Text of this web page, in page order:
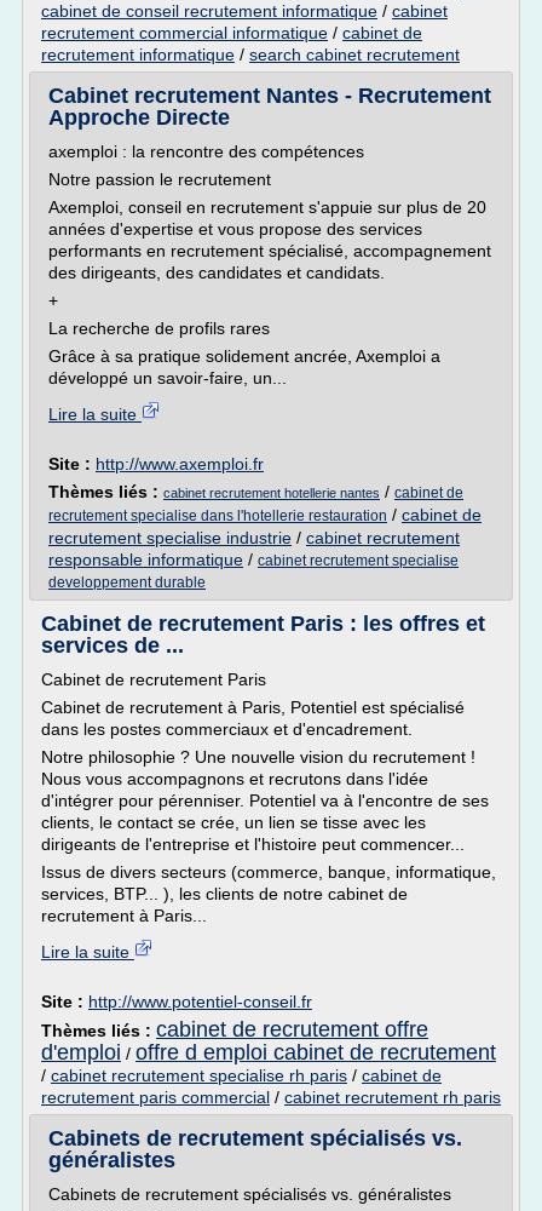
cabinet de conseil recrutement informatique / cabinet
recrutement commercial informatique / cabinet de
recrutement informatique / search cabinet recrutement
Cabinet recrutement Nantes - Recrutement
Approche Directe
axemploi : la rencontre des compétences
Notre passion le recrutement
Axemploi, conseil en recrutement s'appuie sur plus de 20
années d'expertise et vous propose des services
performants en recrutement spécialisé, accompagnement
des dirigeants, des candidates et candidats.
+
La recherche de profils rares
Grâce à sa pratique solidement ancrée, Axemploi a
développé un savoir-faire, un...
Lire la suite
Site : http://www.axemploi.fr
Thèmes liés : cabinet recrutement hotellerie nantes / cabinet de
recrutement specialise dans l'hotellerie restauration / cabinet de
recrutement specialise industrie / cabinet recrutement
responsable informatique / cabinet recrutement specialise
developpement durable
Cabinet de recrutement Paris : les offres et
services de ...
Cabinet de recrutement Paris
Cabinet de recrutement à Paris, Potentiel est spécialisé
dans les postes commerciaux et d'encadrement.
Notre philosophie ? Une nouvelle vision du recrutement !
Nous vous accompagnons et recrutons dans l'idée
d'intégrer pour pérenniser. Potentiel va à l'encontre de ses
clients, le contact se crée, un lien se tisse avec les
dirigeants de l'entreprise et l'histoire peut commencer...
Issus de divers secteurs (commerce, banque, informatique,
services, BTP... ), les clients de notre cabinet de
recrutement à Paris...
Lire la suite
Site : http://www.potentiel-conseil.fr
Thèmes liés : cabinet de recrutement offre
d'emploi / offre d emploi cabinet de recrutement
/ cabinet recrutement specialise rh paris / cabinet de
recrutement paris commercial / cabinet recrutement rh paris
Cabinets de recrutement spécialisés vs.
généralistes
Cabinets de recrutement spécialisés vs. généralistes